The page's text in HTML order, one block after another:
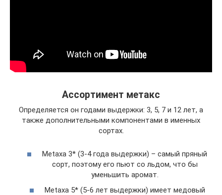
Ассортимент метакс
Определяется он годами выдержки: 3, 5, 7 и 12 лет, а
также дополнительными компонентами в именных
сортах.
Metaxa 3* (3-4 года выдержки) – самый пряный
сорт, поэтому его пьют со льдом, что бы
уменьшить аромат.
Metaxa 5* (5-6 лет выдержки) имеет медовый